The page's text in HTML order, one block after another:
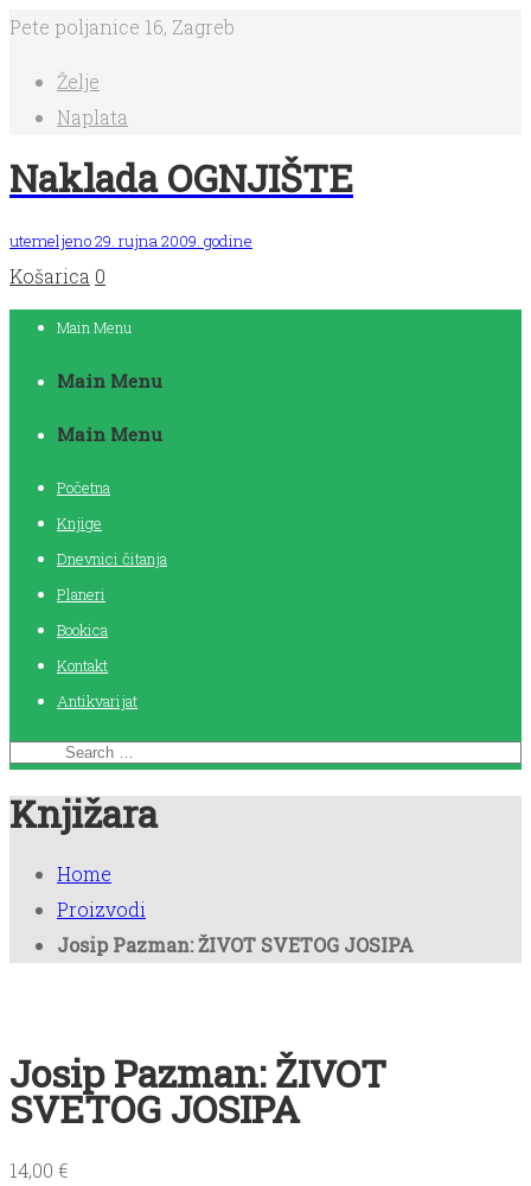
Pete poljanice 16, Zagreb
Želje
Naplata
Naklada OGNJIŠTE
utemeljeno 29. rujna 2009. godine
Košarica 0
Main Menu
Main Menu
Main Menu
Početna
Knjige
Dnevnici čitanja
Planeri
Bookica
Kontakt
Antikvarijat
Knjižara
Home
Proizvodi
Josip Pazman: ŽIVOT SVETOG JOSIPA
Josip Pazman: ŽIVOT
SVETOG JOSIPA
14,00 €